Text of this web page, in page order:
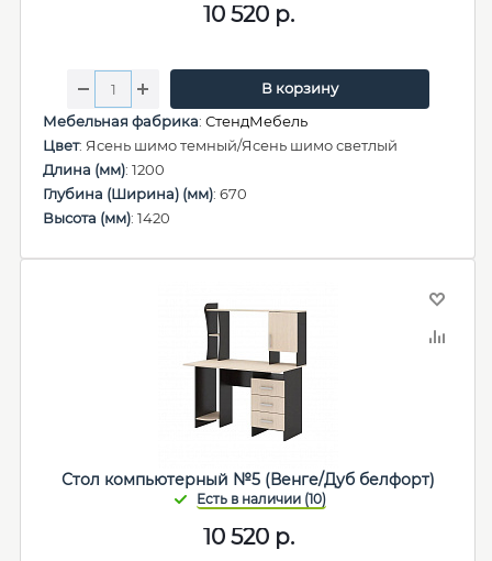
10 520р.
В корзину
Мебельная фабрика: СтендМебель
Цвет: Ясень шимо темный/Ясень шимо светлый
Длина (мм): 1200
Глубина (Ширина) (мм): 670
Высота (мм): 1420
Стол компьютерный №5 (Венге/Дуб белфорт)
10 520р.